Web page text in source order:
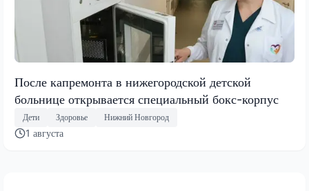
После капремонта в нижегородской детской
больнице открывается специальный бокс-корпус
Дети Здоровье Нижний Новгород
1 августа